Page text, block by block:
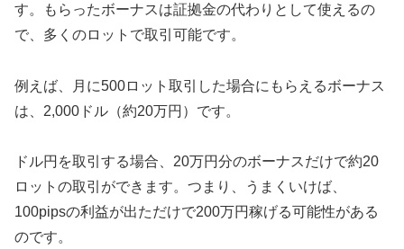
す。もらったボーナスは証拠金の代わりとして使えるの
で、多くのロットで取引可能です。
例えば、月に500ロット取引した場合にもらえるボーナス
は、2,000ドル（約20万円）です。
ドル円を取引する場合、20万円分のボーナスだけで約20
ロットの取引ができます。つまり、うまくいけば、
100pipsの利益が出ただけで200万円稼げる可能性がある
のです。